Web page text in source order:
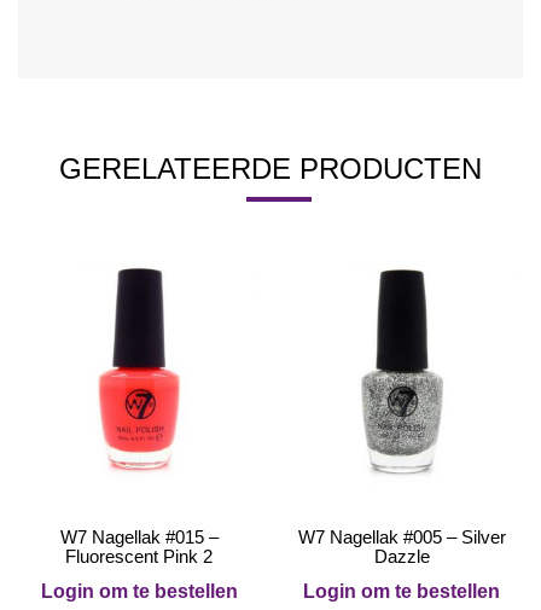
GERELATEERDE PRODUCTEN
W7 Nagellak #015 –
Fluorescent Pink 2
Login om te bestellen
W7 Nagellak #005 – Silver
Dazzle
Login om te bestellen